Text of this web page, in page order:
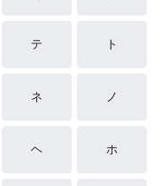
テ ト
ネ ノ
ヘ ホ